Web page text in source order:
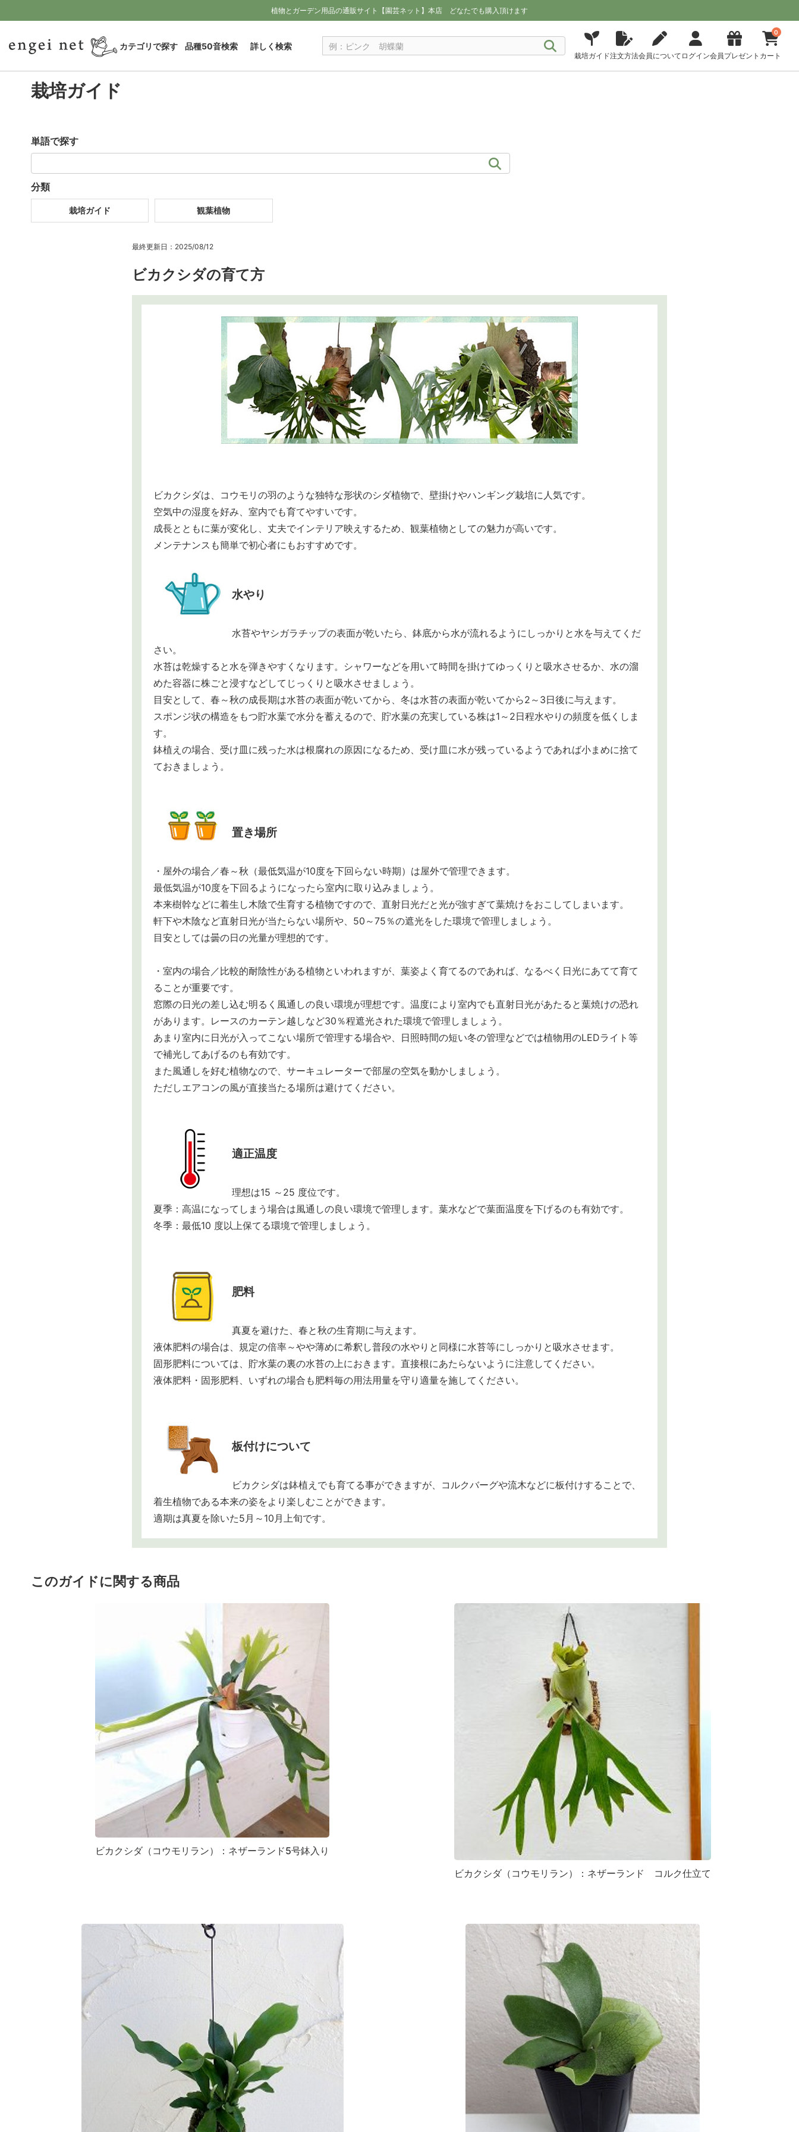
植物とガーデン用品の通販サイト【園芸ネット】本店 どなたでも購入頂けます
カテゴリで探す 品種50音検索 詳しく検索
栽培ガイド注文方法会員について ログイン会員プレゼント
0
カート
栽培ガイド
単語で探す
分類
栽培ガイド 観葉植物
最終更新日：2025/08/12
ビカクシダの育て方
ビカクシダは、コウモリの羽のような独特な形状のシダ植物で、壁掛けやハンギング栽培に人気です。
空気中の湿度を好み、室内でも育てやすいです。
成長とともに葉が変化し、丈夫でインテリア映えするため、観葉植物としての魅力が高いです。
メンテナンスも簡単で初心者にもおすすめです。
水やり
水苔やヤシガラチップの表面が乾いたら、鉢底から水が流れるようにしっかりと水を与えてくだ
さい。
水苔は乾燥すると水を弾きやすくなります。シャワーなどを用いて時間を掛けてゆっくりと吸水させるか、水の溜
めた容器に株ごと浸すなどしてじっくりと吸水させましょう。
目安として、春～秋の成長期は水苔の表面が乾いてから、冬は水苔の表面が乾いてから2～3日後に与えます。
スポンジ状の構造をもつ貯水葉で水分を蓄えるので、貯水葉の充実している株は1～2日程水やりの頻度を低くしま
す。
鉢植えの場合、受け皿に残った水は根腐れの原因になるため、受け皿に水が残っているようであれば小まめに捨て
ておきましょう。
置き場所
・屋外の場合／春～秋（最低気温が10度を下回らない時期）は屋外で管理できます。
最低気温が10度を下回るようになったら室内に取り込みましょう。
本来樹幹などに着生し木陰で生育する植物ですので、直射日光だと光が強すぎて葉焼けをおこしてしまいます。
軒下や木陰など直射日光が当たらない場所や、50～75％の遮光をした環境で管理しましょう。
目安としては曇の日の光量が理想的です。
・室内の場合／比較的耐陰性がある植物といわれますが、葉姿よく育てるのであれば、なるべく日光にあてて育て
ることが重要です。
窓際の日光の差し込む明るく風通しの良い環境が理想です。温度により室内でも直射日光があたると葉焼けの恐れ
があります。レースのカーテン越しなど30％程遮光された環境で管理しましょう。
あまり室内に日光が入ってこない場所で管理する場合や、日照時間の短い冬の管理などでは植物用のLEDライト等
で補光してあげるのも有効です。
また風通しを好む植物なので、サーキュレーターで部屋の空気を動かしましょう。
ただしエアコンの風が直接当たる場所は避けてください。
適正温度
理想は15 ～25 度位です。
夏季：高温になってしまう場合は風通しの良い環境で管理します。葉水などで葉面温度を下げるのも有効です。
冬季：最低10 度以上保てる環境で管理しましょう。
肥料
真夏を避けた、春と秋の生育期に与えます。
液体肥料の場合は、規定の倍率～やや薄めに希釈し普段の水やりと同様に水苔等にしっかりと吸水させます。
固形肥料については、貯水葉の裏の水苔の上におきます。直接根にあたらないように注意してください。
液体肥料・固形肥料、いずれの場合も肥料毎の用法用量を守り適量を施してください。
板付けについて
ビカクシダは鉢植えでも育てる事ができますが、コルクバーグや流木などに板付けすることで、
着生植物である本来の姿をより楽しむことができます。
適期は真夏を除いた5月～10月上旬です。
このガイドに関する商品
ビカクシダ（コウモリラン）：ネザーランド5号鉢入り
ビカクシダ（コウモリラン）：ネザーランド コルク仕立て